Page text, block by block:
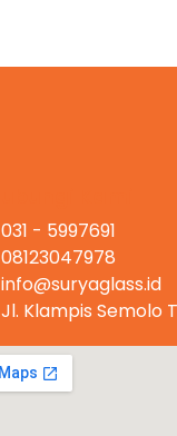
031 - 5997691
08123047978
info@suryaglass.id
Jl. Klampis Semolo